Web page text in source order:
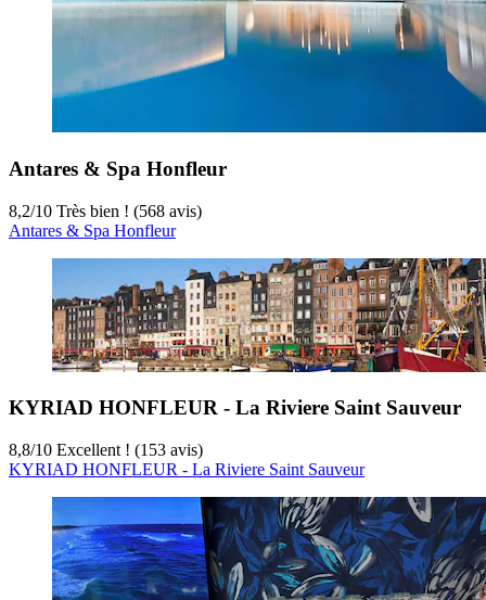
Antares & Spa Honfleur
8,2/10 Très bien ! (568 avis)
Antares & Spa Honfleur
KYRIAD HONFLEUR - La Riviere Saint Sauveur
8,8/10 Excellent ! (153 avis)
KYRIAD HONFLEUR - La Riviere Saint Sauveur